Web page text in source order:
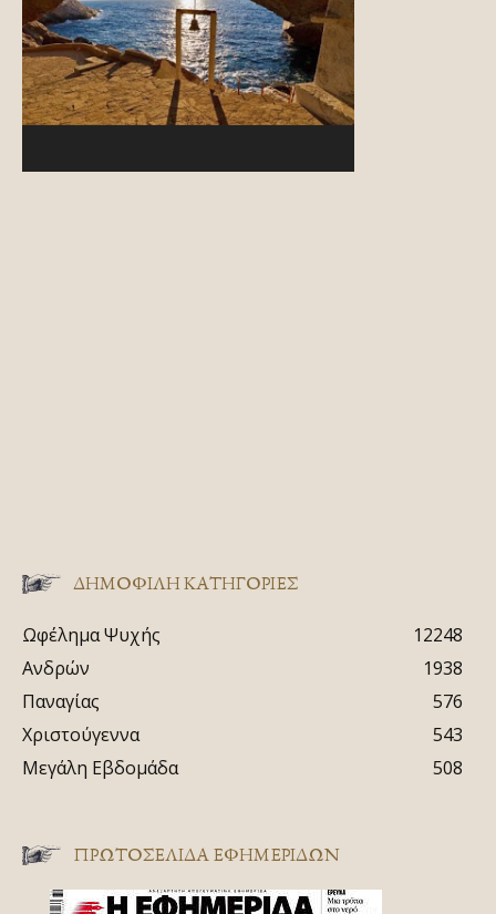
ΔΗΜΟΦΙΛΗ ΚΑΤΗΓΟΡΙΕΣ
Ωφέλημα Ψυχής
12248
Ανδρών
1938
Παναγίας
576
Χριστούγεννα
543
Μεγάλη Εβδομάδα
508
ΠΡΩΤΟΣΈΛΙΔΑ ΕΦΗΜΕΡΊΔΩΝ